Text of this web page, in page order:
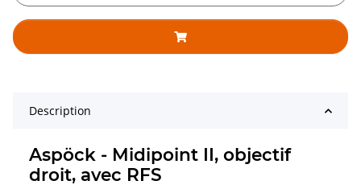
Description
Aspöck - Midipoint II, objectif
droit, avec RFS